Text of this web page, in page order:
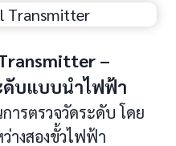
–
ดับแบบนำไฟฟ้า
ารตรวจวัดระดับ โดย
างสองขั้วไฟฟ้า